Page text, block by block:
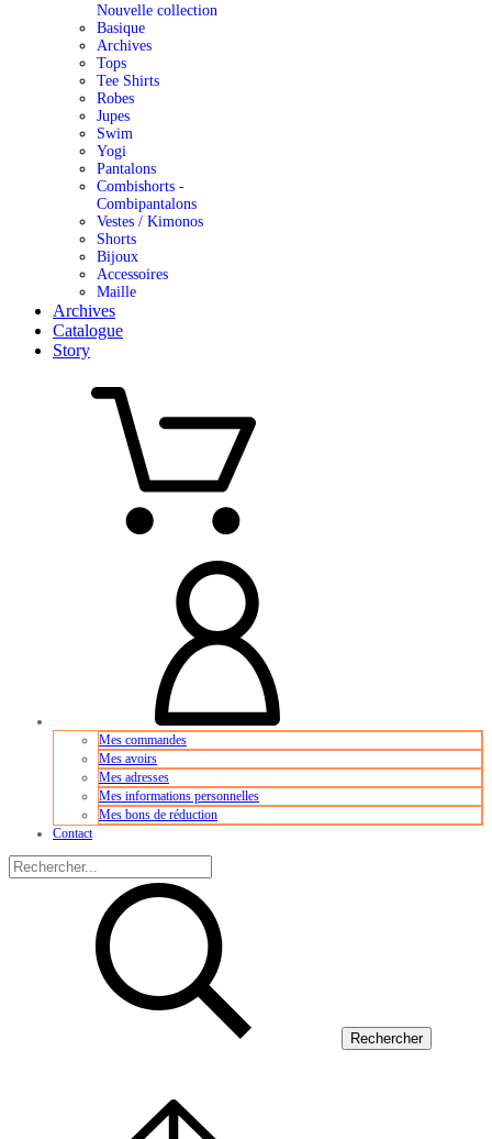
Nouvelle collection
Basique
Archives
Tops
Tee Shirts
Robes
Jupes
Swim
Yogi
Pantalons
Combishorts -
Combipantalons
Vestes / Kimonos
Shorts
Bijoux
Accessoires
Maille
Archives
Catalogue
Story
Mes commandes
Mes avoirs
Mes adresses
Mes informations personnelles
Mes bons de réduction
Contact
Rechercher